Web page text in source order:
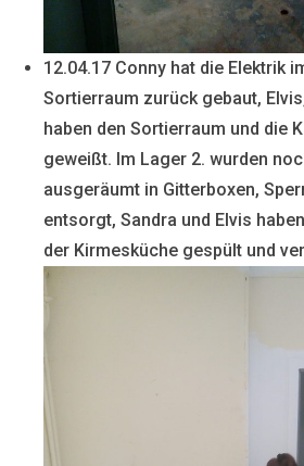
12.04.17 Conny hat die Elektrik
Sortierraum zurück gebaut,
haben den Sortierraum und die
geweißt. Im Lager 2. wurden
ausgeräumt in Gitterboxen,
entsorgt, Sandra und Elvis
der Kirmesküche gespült und